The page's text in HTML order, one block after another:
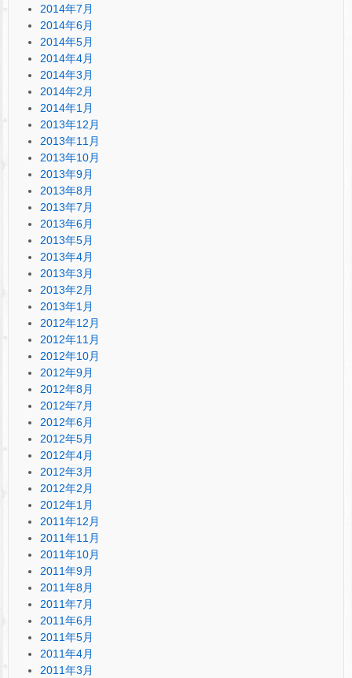
2014年7月
2014年6月
2014年5月
2014年4月
2014年3月
2014年2月
2014年1月
2013年12月
2013年11月
2013年10月
2013年9月
2013年8月
2013年7月
2013年6月
2013年5月
2013年4月
2013年3月
2013年2月
2013年1月
2012年12月
2012年11月
2012年10月
2012年9月
2012年8月
2012年7月
2012年6月
2012年5月
2012年4月
2012年3月
2012年2月
2012年1月
2011年12月
2011年11月
2011年10月
2011年9月
2011年8月
2011年7月
2011年6月
2011年5月
2011年4月
2011年3月